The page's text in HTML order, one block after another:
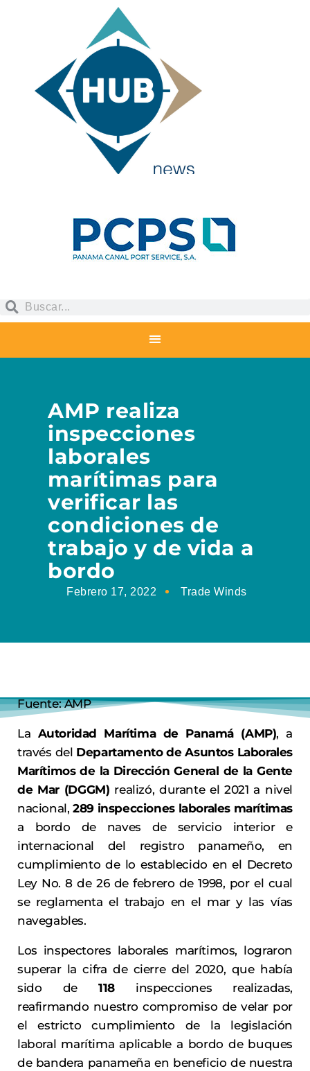
AMP realiza
inspecciones
laborales
marítimas para
verificar las
condiciones de
trabajo y de vida a
bordo
Febrero 17, 2022 Trade Winds
Fuente: AMP
La Autoridad Marítima de Panamá (AMP), a
través del Departamento de Asuntos Laborales
Marítimos de la Dirección General de la Gente
de Mar (DGGM) realizó, durante el 2021 a nivel
nacional,289 inspecciones laborales marítimas
a bordo de naves de servicio interior e
internacional del registro panameño, en
cumplimiento de lo establecido en el Decreto
Ley No. 8 de 26 de febrero de 1998, por el cual
se reglamenta el trabajo en el mar y las vías
navegables.
Los inspectores laborales marítimos, lograron
superar la cifra de cierre del 2020, que había
sido de 118inspecciones realizadas,
reafirmando nuestro compromiso de velar por
el estricto cumplimiento de la legislación
laboral marítima aplicable a bordo de buques
de bandera panameña en beneficio de nuestra